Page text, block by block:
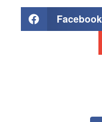
Facebook